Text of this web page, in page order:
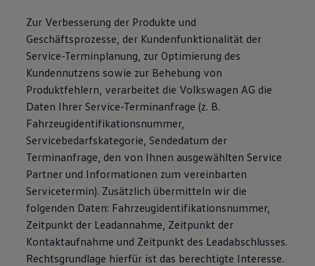
Zur Verbesserung der Produkte und
Geschäftsprozesse, der Kundenfunktionalität der
Service-Terminplanung, zur Optimierung des
Kundennutzens sowie zur Behebung von
Produktfehlern, verarbeitet die Volkswagen AG die
Daten Ihrer Service-Terminanfrage (z. B.
Fahrzeugidentifikationsnummer,
Servicebedarfskategorie, Sendedatum der
Terminanfrage, den von Ihnen ausgewählten Service
Partner und Informationen zum vereinbarten
Servicetermin). Zusätzlich übermitteln wir die
folgenden Daten: Fahrzeugidentifikationsnummer,
Zeitpunkt der Leadannahme, Zeitpunkt der
Kontaktaufnahme und Zeitpunkt des Leadabschlusses.
Rechtsgrundlage hierfür ist das berechtigte Interesse.